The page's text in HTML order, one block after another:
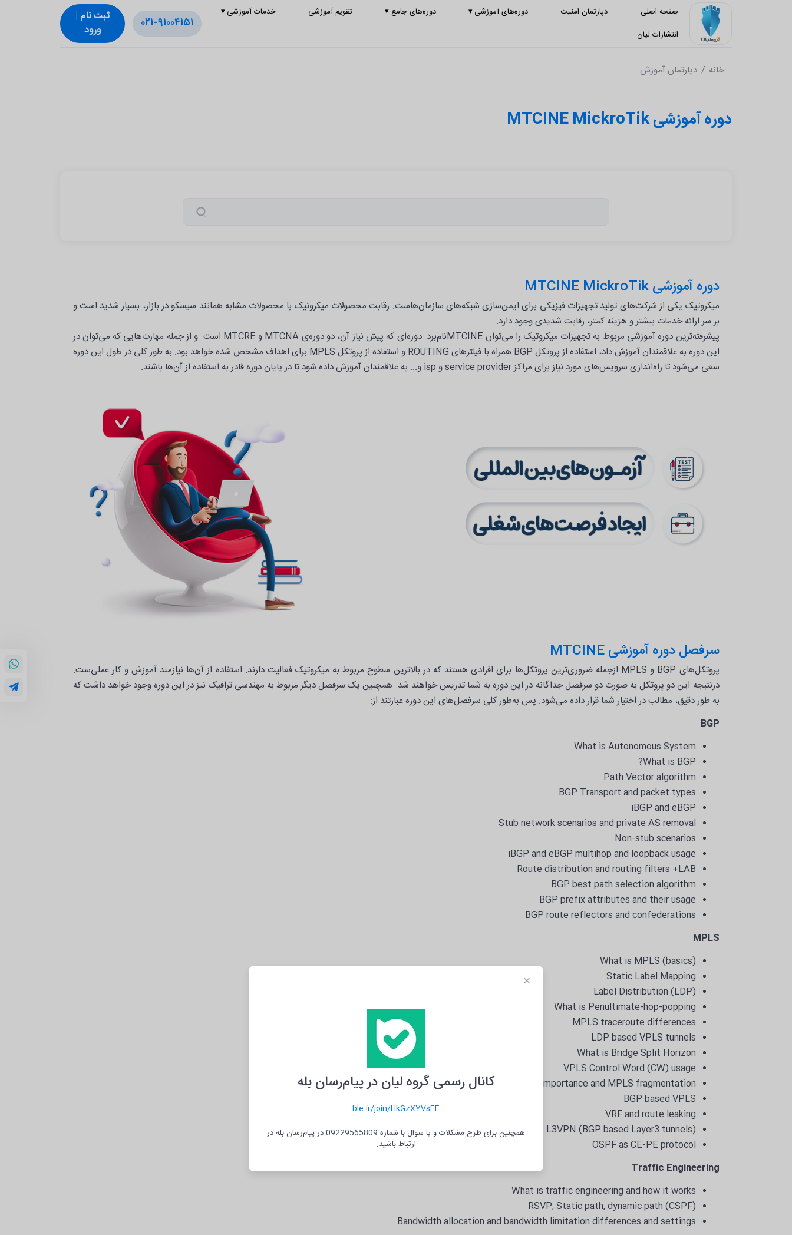
صفحه اصلی دپارتمان امنیت دوره‌های آموزشی▾ دوره‌های جامع ▾ تقویم آموزشی خدمات آموزشی▾
انتشارات لیان
۰۲۱-۹۱۰۰۴۱۵۱
ثبت‌ نام |
ورود
خانه دپارتمان آموزش
دوره آموزشی MTCINE MickroTik
دوره آموزشی MTCINE MickroTik
میکروتیک یکی از شرکت‌های تولید تجهیزات فیزیکی برای ایمن‌سازی شبکه‌های سازمان‌هاست. رقابت محصولات میکروتیک با محصولات مشابه همانند سیسکو در بازار، بسیار شدید است و
بر سر ارائه خدمات بیشتر و هزینه کمتر، رقابت شدیدی وجود دارد.
پیشرفته‌ترین دوره آموزشی مربوط به تجهیزات میکروتیک را می‌توان MTCINEنام‌برد. دوره‌ای که پیش نیاز آن، دو دوره‌ی MTCNA و MTCRE است. و از جمله مهارت‌هایی که می‌توان در
این دوره به علاقمندان آموزش داد، استفاده از پروتکل BGP همراه با فیلترهای ROUTING و استفاده از پروتکل MPLS برای اهداف مشخص شده خواهد بود. به طور کلی در طول این دوره
سعی می‌شود تا راه‌اندازی سرویس‌های مورد نیاز برای مراکز service provider و isp و... به علاقمندان آموزش داده شود تا در پایان دوره قادر به استفاده از آن‌ها باشند.
سرفصل دوره آموزشی MTCINE
پروتکل‌های BGP و MPLS ازجمله ضروری‌ترین پروتکل‌ها برای افرادی هستند که در بالاترین سطوح مربوط به میکروتیک فعالیت دارند. استفاده از آن‌ها نیازمند آموزش و کار عملی‌ست.
درنتیجه این دو پروتکل به صورت دو سرفصل جداگانه در این دوره به شما تدریس خواهند شد. همچنین یک سرفصل دیگر مربوط به مهندسی ترافیک نیز در این دوره وجود خواهد داشت که
به طور دقیق، مطالب در اختیار شما قرار داده می‌شود. پس به‌طور کلی سرفصل‌های این دوره عبارتند از:
BGP
What is Autonomous System
What is BGP?
Path Vector algorithm
BGP Transport and packet types
iBGP and eBGP
Stub network scenarios and private AS removal
Non-stub scenarios
iBGP and eBGP multihop and loopback usage
Route distribution and routing filters +LAB
BGP best path selection algorithm
BGP prefix attributes and their usage
BGP route reflectors and confederations
MPLS
What is MPLS (basics)
Static Label Mapping
Label Distribution (LDP)
What is Penultimate-hop-popping
MPLS traceroute differences
LDP based VPLS tunnels
What is Bridge Split Horizon
VPLS Control Word (CW) usage
L2MTU importance and MPLS fragmentation
BGP based VPLS
VRF and route leaking
L3VPN (BGP based Layer3 tunnels)
OSPF as CE-PE protocol
Traffic Engineering
What is traffic engineering and how it works
RSVP, Static path, dynamic path (CSPF)
Bandwidth allocation and bandwidth limitation differences and settings
کانال رسمی گروه لیان در پیام‌رسان بله
ble.ir/join/HkGzXYVsEE
همچنین برای طرح مشکلات و یا سوال با شماره 09229565809 در پیام‌رسان بله در
ارتباط باشید.